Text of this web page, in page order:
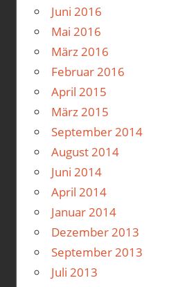
Juni 2016
Mai 2016
März 2016
Februar 2016
April 2015
März 2015
September 2014
August 2014
Juni 2014
April 2014
Januar 2014
Dezember 2013
September 2013
Juli 2013